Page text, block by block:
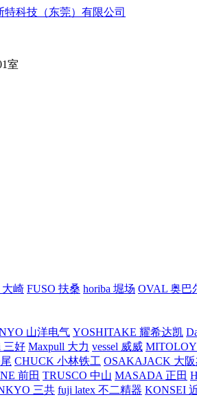
室
崎 FUSO 扶桑 horiba 堀场 OVAL 奥巴
山洋电气 YOSHITAKE 耀希达凯
三好 Maxpull 大力 vessel 威威
CHUCK 小林铁工 OSAKAJACK 大
前田 TRUSCO 中山 MASADA 正田
三共 fuji latex 不二精器 KONSEI